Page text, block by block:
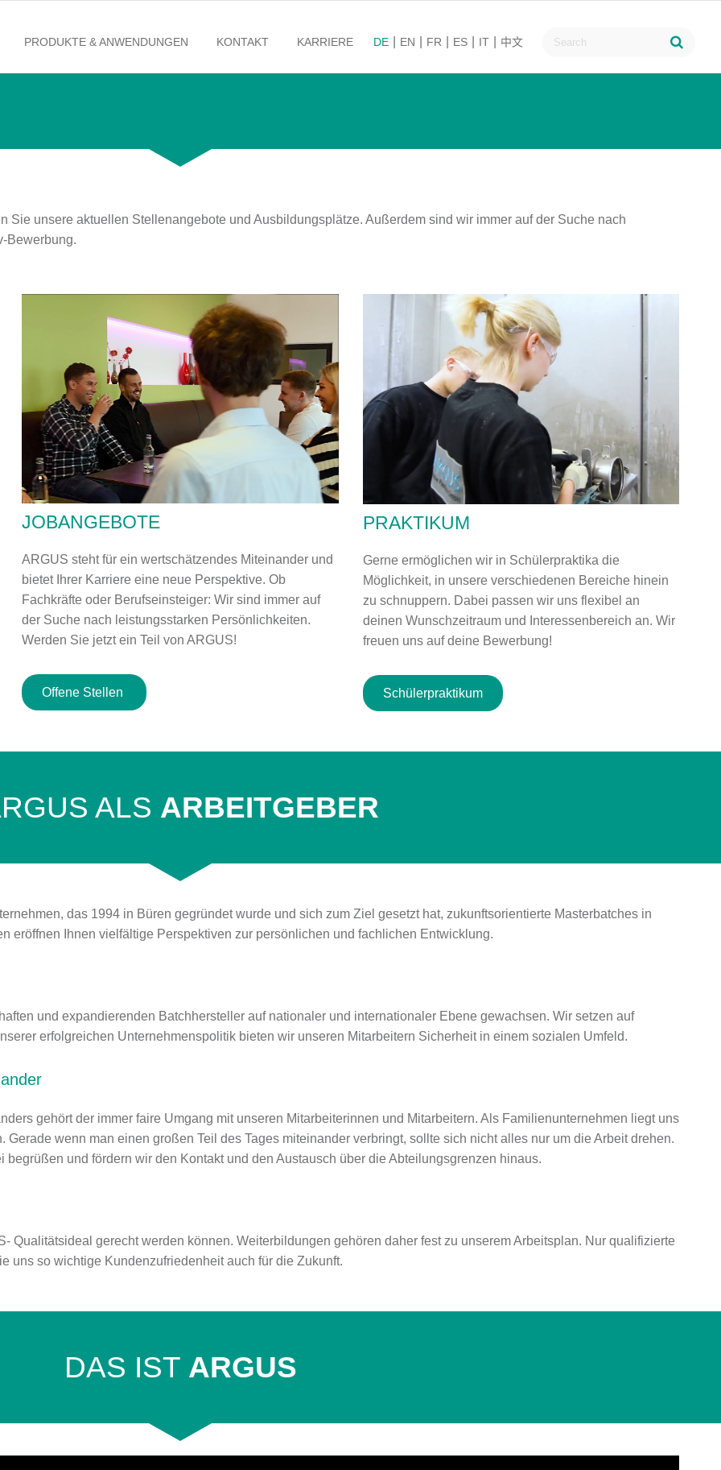
PRODUKTE & ANWENDUNGEN KONTAKT KARRIERE DE EN FR ES IT 中文
Sie unsere aktuellen Stellenangebote und Ausbildungsplätze. Außerdem sind wir immer auf der Suche nach
Bewerbung.
JOBANGEBOTE
ARGUS steht für ein wertschätzendes Miteinander und
bietet Ihrer Karriere eine neue Perspektive. Ob
Fachkräfte oder Berufseinsteiger: Wir sind immer auf
der Suche nach leistungsstarken Persönlichkeiten.
Werden Sie jetzt ein Teil von ARGUS!
Offene Stellen
PRAKTIKUM
Gerne ermöglichen wir in Schülerpraktika die
Möglichkeit, in unsere verschiedenen Bereiche hinein
zu schnuppern. Dabei passen wir uns flexibel an
deinen Wunschzeitraum und Interessenbereich an. Wir
freuen uns auf deine Bewerbung!
Schülerpraktikum
ALS ARBEITGEBER
das 1994 in Büren gegründet wurde und sich zum Ziel gesetzt hat, zukunftsorientierte Masterbatches in
eröffnen Ihnen vielfältige Perspektiven zur persönlichen und fachlichen Entwicklung.
und expandierenden Batchhersteller auf nationaler und internationaler Ebene gewachsen. Wir setzen auf
erfolgreichen Unternehmenspolitik bieten wir unseren Mitarbeitern Sicherheit in einem sozialen Umfeld.
gehört der immer faire Umgang mit unseren Mitarbeiterinnen und Mitarbeitern. Als Familienunternehmen liegt uns
wenn man einen großen Teil des Tages miteinander verbringt, sollte sich nicht alles nur um die Arbeit drehen.
und fördern wir den Kontakt und den Austausch über die Abteilungsgrenzen hinaus.
Qualitätsideal gerecht werden können. Weiterbildungen gehören daher fest zu unserem Arbeitsplan. Nur qualifizierte
uns so wichtige Kundenzufriedenheit auch für die Zukunft.
DAS IST ARGUS